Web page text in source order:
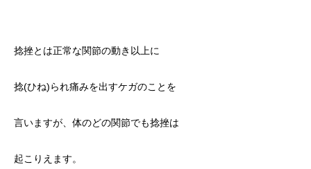
捻挫とは正常な関節の動き以上に
捻(ひね)られ痛みを出すケガのことを
言いますが、体のどの関節でも捻挫は
起こりえます。